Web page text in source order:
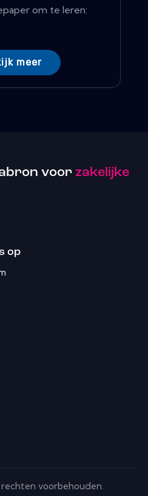
om te leren:
meer
voor zakelijke
op
voorbehouden.